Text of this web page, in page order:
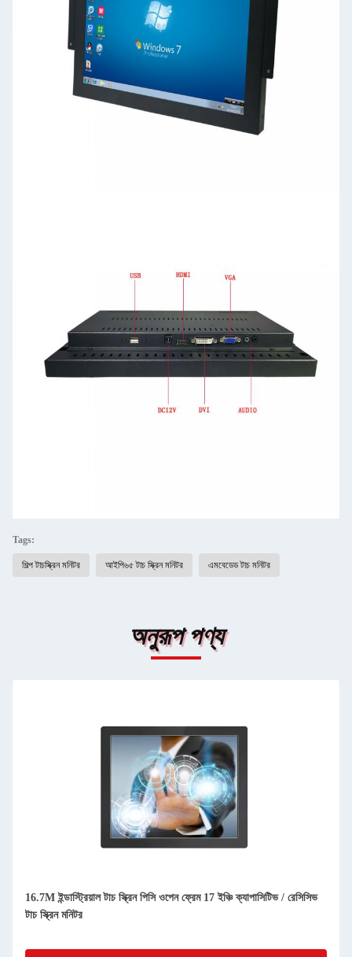
Tags:
শিল্প টাচস্ক্রিন মনিটর আইপি৬৫ টাচ স্ক্রিন মনিটর এমবেডেড টাচ মনিটর
অনুরূপ পণ্য
16.7M ইন্ডাস্ট্রিয়াল টাচ স্ক্রিন পিসি ওপেন ফ্রেম 17 ইঞ্চি ক্যাপাসিটিভ / রেসিসিভ
টাচ স্ক্রিন মনিটর